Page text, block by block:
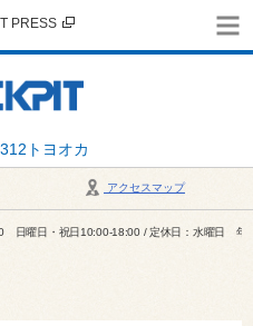
トヨオカ
PRESS
アクセスマップ
日曜日・祝日10:00-18:00 / 定休日：水曜日 年